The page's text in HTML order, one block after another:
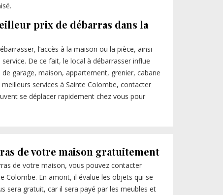
prix de débarras dans la
l’accès à la maison ou la pièce, ainsi
De ce fait, le local à débarrasser influe
de garage, maison, appartement, grenier, cabane
services à Sainte Colombe, contacter
se déplacer rapidement chez vous pour
de votre maison gratuitement
de votre maison, vous pouvez contacter
Colombe. En amont, il évalue les objets qui se
sera gratuit, car il sera payé par les meubles et